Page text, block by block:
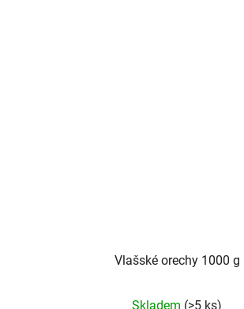
Vlašské orechy 1000 g
Skladem (>5 ks)